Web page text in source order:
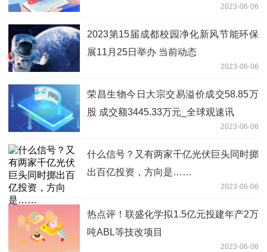
2023-06-06
2023第15届成都校园净化新风节能环保
展11月25日举办 当前动态
2023-06-06
荣昌生物今日大宗交易溢价成交58.85万
股 成交额3445.33万元_全球观速讯
2023-06-06
什么信号？又有两家千亿光伏巨头同时掷
出百亿投资，方向是……
2023-06-06
热点评！联盛化学拟1.5亿元投建年产2万
吨ABL等技改项目
2023-06-06